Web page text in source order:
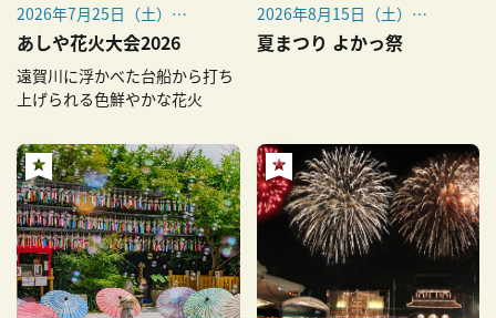
2026年7月25日（土）
※少雨決行・雨天順延なし
あしや花火大会2026
遠賀川に浮かべた台船から打ち
上げられる色鮮やかな花火
2026年8月15日（土）
※雨天、荒天の場合は16日
（日）に延期
夏まつり よかっ祭